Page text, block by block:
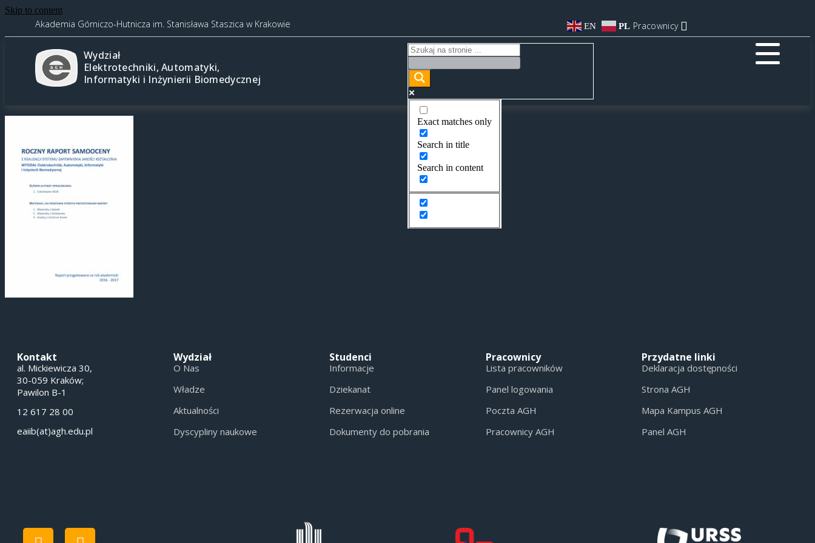
Skip to content
Akademia Górniczo-Hutnicza im. Stanisława Staszica w Krakowie EN PL Pracownicy
Wydział
Elektrotechniki, Automatyki,
Informatyki i Inżynierii Biomedycznej
Exact matches only
Search in title
Search in content
Kontakt
al. Mickiewicza 30,
30-059 Kraków;
Pawilon B-1
12 617 28 00
eaiib(at)agh.edu.pl
Wydział
O Nas
Władze
Aktualności
Dyscypliny naukowe
Studenci
Informacje
Dziekanat
Rezerwacja online
Dokumenty do pobrania
Pracownicy
Lista pracowników
Panel logowania
Poczta AGH
Pracownicy AGH
Przydatne linki
Deklaracja dostępności
Strona AGH
Mapa Kampus AGH
Panel AGH